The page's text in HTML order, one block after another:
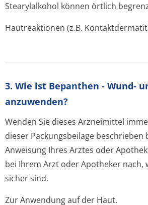
Stearylalkohol können örtlich
Hautreaktionen (z.B.
3. Wie ist Bepanthen - Wund-
anzuwenden?
Wenden Sie dieses Arzneimittel
dieser Packungsbeilage beschrieben
Anweisung Ihres Arztes oder
bei Ihrem Arzt oder Apotheker nach,
sicher sind.
Zur Anwendung auf der Haut.